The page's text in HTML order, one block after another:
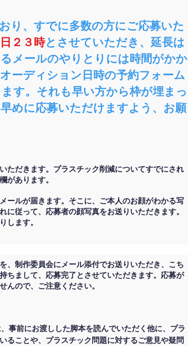
り、すでに多数の方にご応募いた
２３時とさせていただき、延長は
メールのやりとりには時間がかか
ーディション日時の予約フォーム
す。それも早い方から枠が埋まっ
めに応募いただけますよう、お願
ただきます。プラスチック削減についてすでにされ
があります。
ールが届きます。そこに、ご本人のお顔がわかる写
従って、応募者の顔写真をお送りいただきます。
します。
、制作委員会にメール添付でお送りいただき、こち
ちまして、応募完了とさせていただきます。応募が
んので、ご注意ください。
事前にお渡しした脚本を読んでいただく他に、プラ
ることや、プラスチック問題に対するご意見や疑問